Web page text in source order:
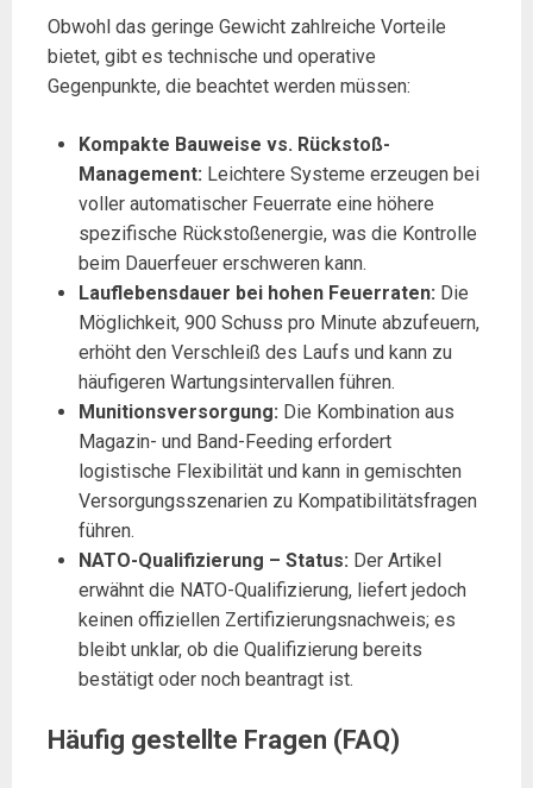
Obwohl das geringe Gewicht zahlreiche Vorteile
bietet, gibt es technische und operative
Gegenpunkte, die beachtet werden müssen:
Kompakte Bauweise vs. Rückstoß-
Management: Leichtere Systeme erzeugen bei
voller automatischer Feuerrate eine höhere
spezifische Rückstoßenergie, was die Kontrolle
beim Dauerfeuer erschweren kann.
Lauflebensdauer bei hohen Feuerraten: Die
Möglichkeit, 900 Schuss pro Minute abzufeuern,
erhöht den Verschleiß des Laufs und kann zu
häufigeren Wartungsintervallen führen.
Munitionsversorgung: Die Kombination aus
Magazin- und Band-Feeding erfordert
logistische Flexibilität und kann in gemischten
Versorgungsszenarien zu Kompatibilitätsfragen
führen.
NATO-Qualifizierung – Status: Der Artikel
erwähnt die NATO-Qualifizierung, liefert jedoch
keinen offiziellen Zertifizierungsnachweis; es
bleibt unklar, ob die Qualifizierung bereits
bestätigt oder noch beantragt ist.
Häufig gestellte Fragen (FAQ)